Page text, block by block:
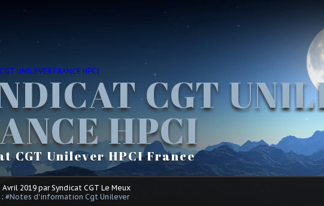
CGT
HPCI
CGT Unilever HPCI France
Avril 2019 par Syndicat CGT Le Meux
#Notes d'information Cgt Unilever